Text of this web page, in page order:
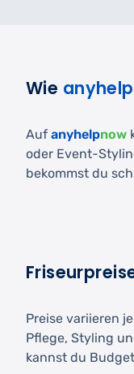
Wie anyhelp
Auf anyhelpnow
oder Event-
bekommst du
Preise variieren
Pflege, Styling
kannst du